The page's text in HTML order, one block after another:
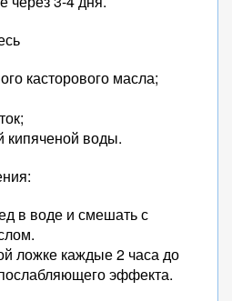
касторового масла;
кипяченой воды.
в воде и смешать с
ложке каждые 2 часа до
эффекта.